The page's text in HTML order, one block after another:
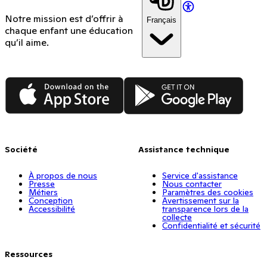
Notre mission est d’offrir à
chaque enfant une éducation
qu’il aime.
Français
App Store Google Play
Société
À propos de nous
Presse
Métiers
Conception
Accessibilité
Ressources
Assistance technique
Service d'assistance
Nous contacter
Paramètres des cookies
Avertissement sur la
transparence lors de la
collecte
Confidentialité et sécurité